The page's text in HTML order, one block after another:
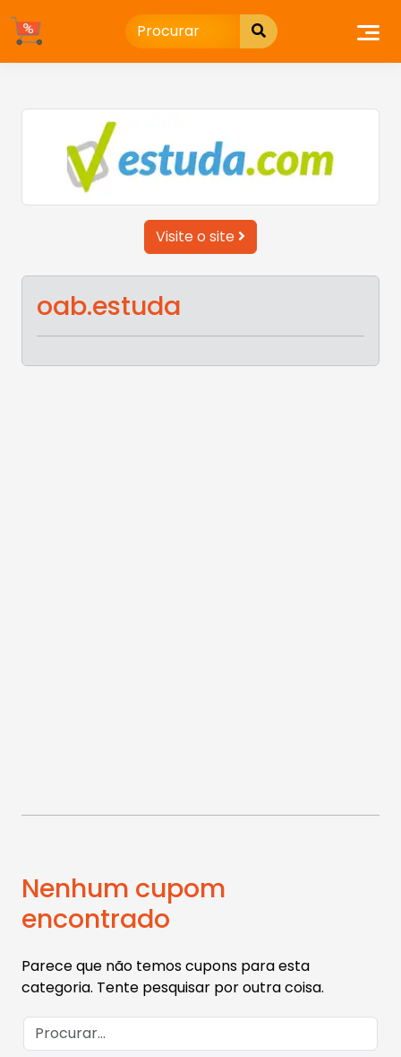
para
Visite o site
oab.estuda
Nenhum cupom
encontrado
Parece que não temos cupons para esta
categoria. Tente pesquisar por outra coisa.